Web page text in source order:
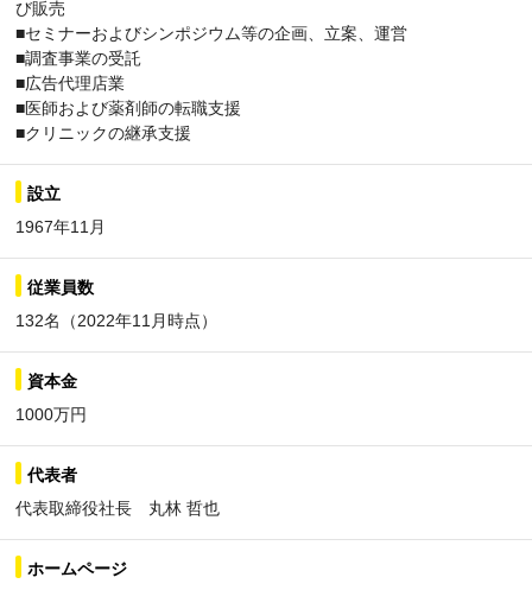
び販売
■セミナーおよびシンポジウム等の企画、立案、運営
■調査事業の受託
■広告代理店業
■医師および薬剤師の転職支援
■クリニックの継承支援
設立
1967年11月
従業員数
132名（2022年11月時点）
資本金
1000万円
代表者
代表取締役社長 丸林 哲也
ホームページ